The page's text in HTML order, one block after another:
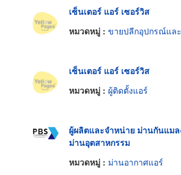
เซ็นเตอร์ แอร์ เซอร์วิส
หมวดหมู่ : ขายปลีกอุปกรณ์แล
เซ็นเตอร์ แอร์ เซอร์วิส
หมวดหมู่ : ผู้ติดตั้งแอร์
ผู้ผลิตและจำหน่าย ม่านกันแมล
ม่านอุตสาหกรรม
หมวดหมู่ : ม่านอากาศแอร์